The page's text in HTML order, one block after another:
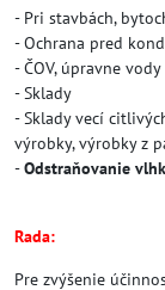
- Pri stavbách,
- Ochrana pred
- ČOV, úpravne vody
- Sklady
- Sklady vecí
výrobky, výrobky z
-Odstraňovanie
Rada:
Pre zvýšenie